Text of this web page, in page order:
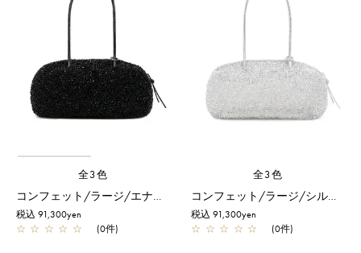
全3色
コンフェット/ラージ/エナメルブラック
税込 91,300yen
☆ ☆ ☆ ☆ ☆ (0件)
全3色
コンフェット/ラージ/シルバー
税込 91,300yen
☆ ☆ ☆ ☆ ☆ (0件)